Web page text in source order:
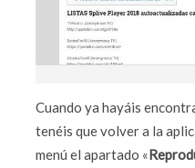
Cuando ya hayáis
tenéis que volver a la
menú el apartado «